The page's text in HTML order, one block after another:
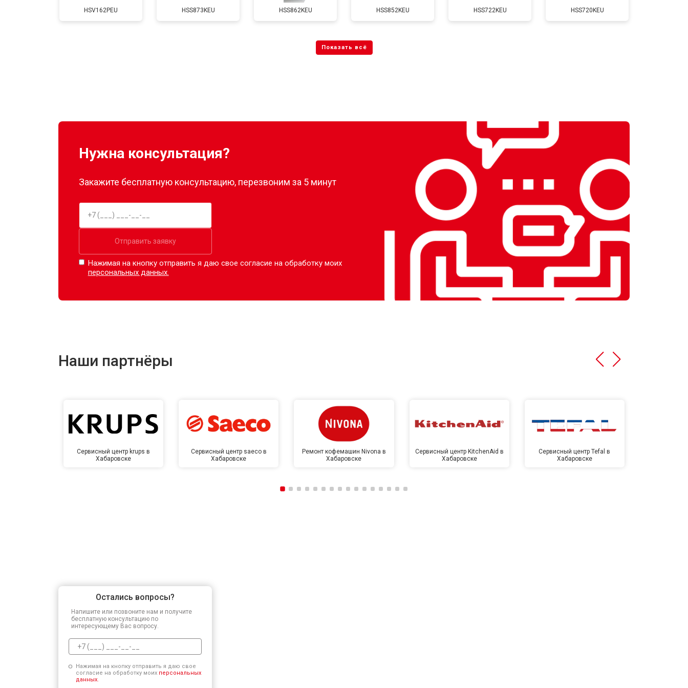
HSV162PEU HSS873KEU HSS862KEU HSS852KEU HSS722KEU HSS720KEU
Нужна консультация?
Закажите бесплатную консультацию, перезвоним за 5 минут
Отправить заявку
Нажимая на кнопку отправить я даю свое согласие на обработку моих
персональных данных.
Наши партнёры
Сервисный центр krups в
Хабаровске
Сервисный центр saeco в
Хабаровске
Ремонт кофемашин Nivona в
Хабаровске
Сервисный центр KitchenAid в
Хабаровске
Сервисный центр Tefal в
Хабаровске
Остались вопросы?
Напишите или позвоните нам и получите
бесплатную консультацию по
интересующему Вас вопросу.
Нажимая на кнопку отправить я даю свое
согласие на обработку моих персональных
данных.